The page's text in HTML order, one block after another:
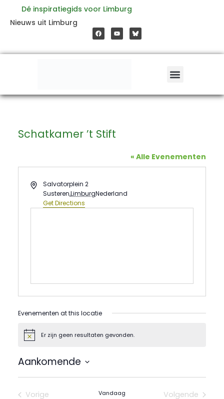
inhoud
Dé inspiratiegids voor Limburg
Nieuws uit Limburg
a
c
e
o
o
o
u
t
b
e
Schatkamer ’t Stift
« Alle Evenementen
AddressSalvatorplein 2
Susteren,LimburgNederland
Get Directions
Evenementen at this locatie
BerichtEr zijn geen resultaten gevonden.
Aankomende
datum.
Vorige
Vandaag
Volgende